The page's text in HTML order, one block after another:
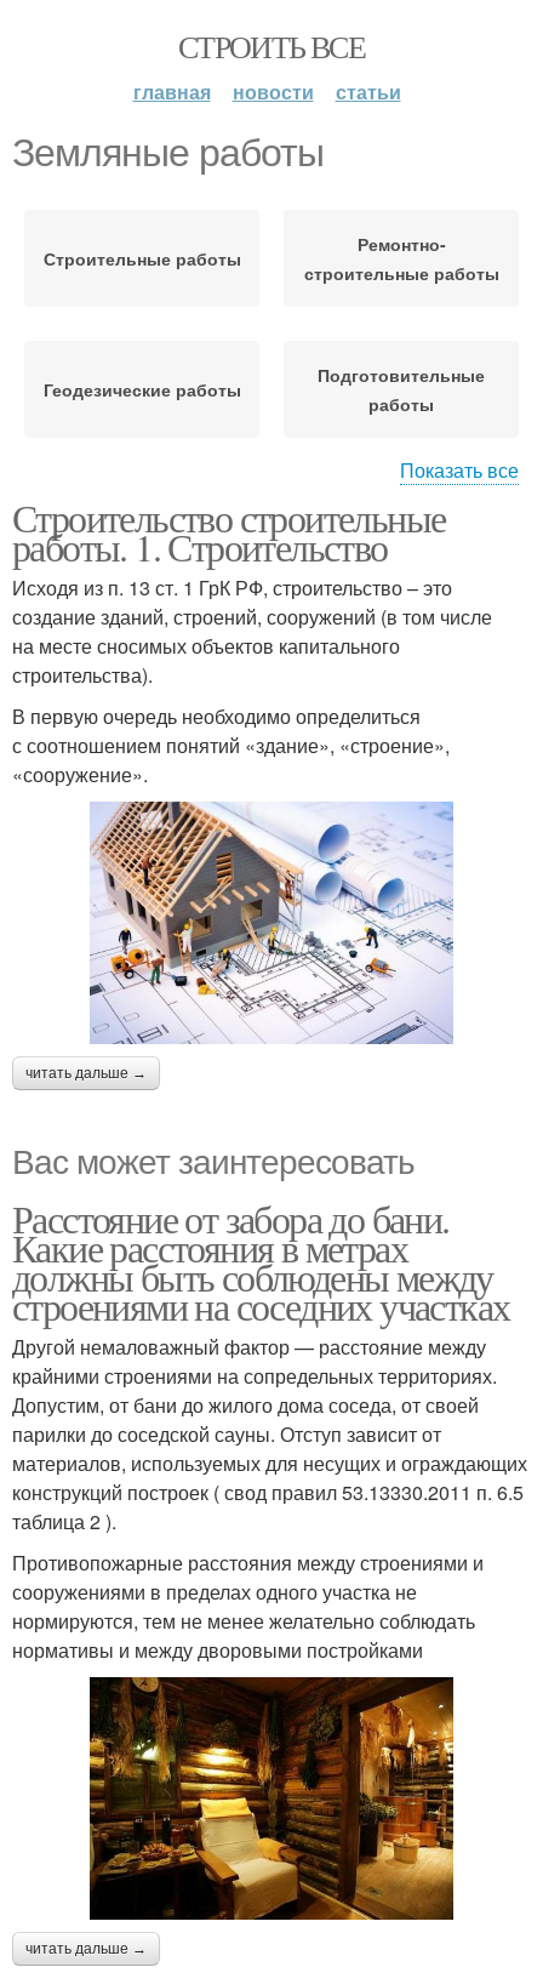
СТРОИТЬ ВСЕ
главная новости статьи
Земляные работы
Строительные работы
Ремонтно-
строительные работы
Геодезические работы
Подготовительные
работы
Каменные работы Бетонные работы
Монтажные работы
Показать все
Строительство строительные
работы. 1. Строительство
Исходя из п. 13 ст. 1 ГрК РФ, строительство – это
создание зданий, строений, сооружений (в том числе
на месте сносимых объектов капитального
строительства).
В первую очередь необходимо определиться
с соотношением понятий «здание», «строение»,
«сооружение».
читать дальше →
Вас может заинтересовать
Расстояние от забора до бани.
Какие расстояния в метрах
должны быть соблюдены между
строениями на соседних участках
Другой немаловажный фактор — расстояние между
крайними строениями на сопредельных территориях.
Допустим, от бани до жилого дома соседа, от своей
парилки до соседской сауны. Отступ зависит от
материалов, используемых для несущих и ограждающих
конструкций построек ( свод правил 53.13330.2011 п. 6.5
таблица 2 ).
Противопожарные расстояния между строениями и
сооружениями в пределах одного участка не
нормируются, тем не менее желательно соблюдать
нормативы и между дворовыми постройками
читать дальше →